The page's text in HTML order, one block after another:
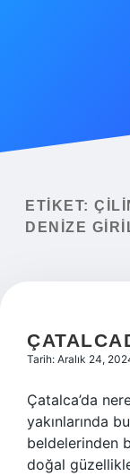
Yasal Uyarı
ETIKET:
DENIZE
Tarih: Aralık 24,
Çatalca’da
yakınlarında
beldelerinden
doğal